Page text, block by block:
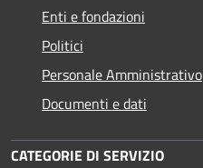
Enti e fondazioni
Politici
Personale Amministrativo
Documenti e dati
CATEGORIE DI SERVIZIO